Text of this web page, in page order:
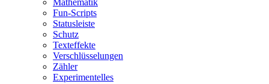
Mathematik
Fun-Scripts
Statusleiste
Schutz
Texteffekte
Verschlüsselungen
Zähler
Experimentelles